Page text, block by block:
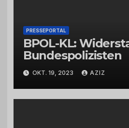
PRESSEPORTAL
BPOL-KL:
Bundespolizisten
OKT. 19, 2023 AZIZ